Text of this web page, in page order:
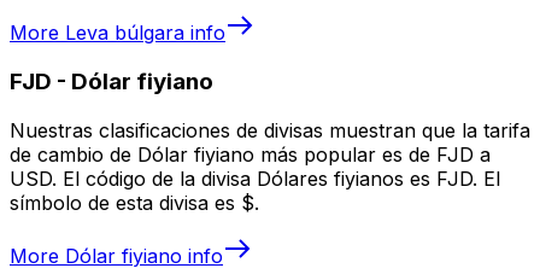
More Leva búlgara info
FJD - Dólar fiyiano
Nuestras clasificaciones de divisas muestran que la tarifa
de cambio de Dólar fiyiano más popular es de FJD a
USD. El código de la divisa Dólares fiyianos es FJD. El
símbolo de esta divisa es $.
More Dólar fiyiano info